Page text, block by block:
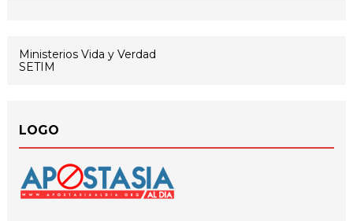
Ministerios Vida y Verdad
SETIM
LOGO